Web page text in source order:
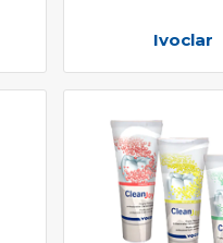
Ivoclar